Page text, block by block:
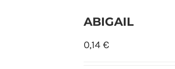
ABIGAIL
0,14 €